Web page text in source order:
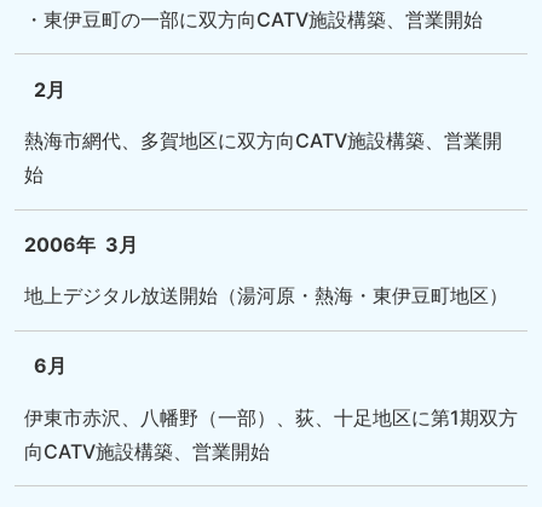
・東伊豆町の一部に双方向CATV施設構築、営業開始
2月
熱海市網代、多賀地区に双方向CATV施設構築、営業開
始
2006年 3月
地上デジタル放送開始（湯河原・熱海・東伊豆町地区）
6月
伊東市赤沢、八幡野（一部）、荻、十足地区に第1期双方
向CATV施設構築、営業開始